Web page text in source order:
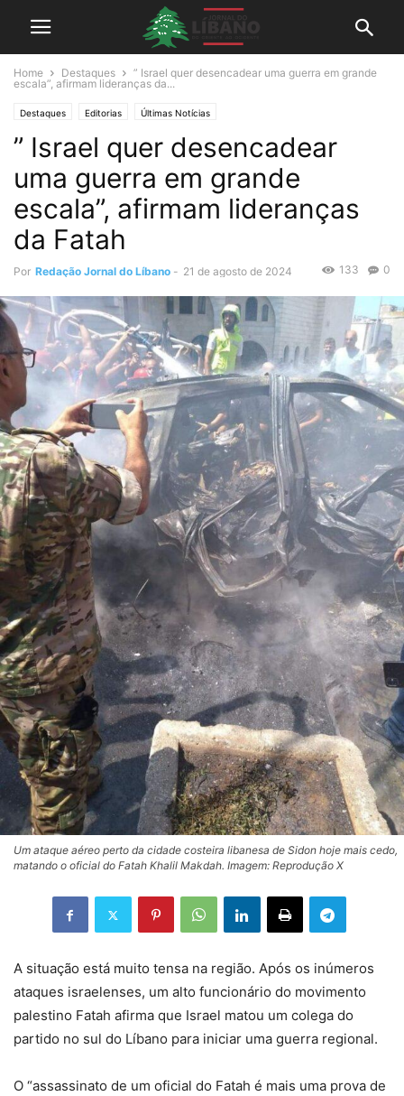
Home Destaques
” Israel quer desencadear uma guerra em grande
escala”, afirmam lideranças da...
Destaques Editorias Últimas Notícias
” Israel quer desencadear
uma guerra em grande
escala”, afirmam lideranças
da Fatah
Por Redação Jornal do Líbano - 21 de agosto de 2024 0
133
Um ataque aéreo perto da cidade costeira libanesa de Sidon hoje mais cedo,
matando o oficial do Fatah Khalil Makdah. Imagem: Reprodução X
A situação está muito tensa na região. Após os inúmeros
ataques israelenses, um alto funcionário do movimento
palestino Fatah afirma que Israel matou um colega do
partido no sul do Líbano para iniciar uma guerra regional.
O “assassinato de um oficial do Fatah é mais uma prova de